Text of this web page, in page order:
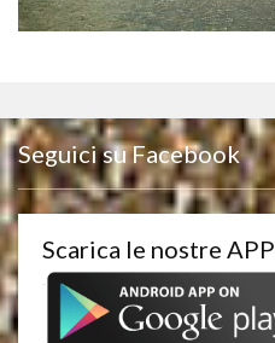
Seguici su Facebook
Scarica le nostre APP